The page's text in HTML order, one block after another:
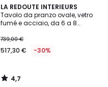
LA REDOUTE INTERIEURS
Tavolo da pranzo ovale, vetro
fumé e acciaio, da 6 a 8
739,00 €
517,30 € -30%
4,7
/ 5
4,7
/